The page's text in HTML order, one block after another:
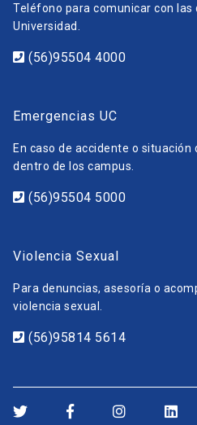
Teléfono para comunicar con las
Universidad.
(56)95504 4000
Emergencias UC
En caso de accidente o
dentro de los campus.
(56)95504 5000
Violencia Sexual
Para denuncias, asesoría o
violencia sexual.
(56)95814 5614